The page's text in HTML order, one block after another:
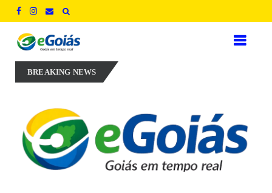
BREAKING NEWS
para defender novo ciclo de crescimento em Goiás